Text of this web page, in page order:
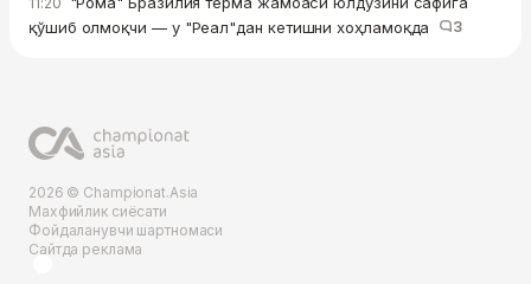
қўшиб олмоқчи — у "Реал"дан кетишни хоҳламоқда
3
2026 © Championat.Asia
Махфийлик сиёсати
Фойдаланувчи шартномаси
Сайтда реклама